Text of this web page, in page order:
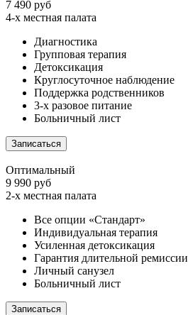
7 490 руб
4-х местная палата
Диагностика
Групповая терапия
Детоксикация
Круглосуточное наблюдение
Поддержка родственников
3-х разовое питание
Больничный лист
Записаться
Оптимальный
9 990 руб
2-х местная палата
Все опции «Стандарт»
Индивидуальная терапия
Усиленная детоксикация
Гарантия длительной ремиссии
Личный санузел
Больничный лист
Записаться